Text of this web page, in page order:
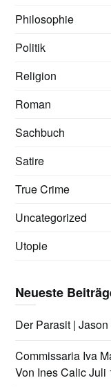
Philosophie
Politik
Religion
Roman
Sachbuch
Satire
True Crime
Uncategorized
Utopie
Neueste
Der Parasit |
Commissaria Iva
Von Ines CalicJuli